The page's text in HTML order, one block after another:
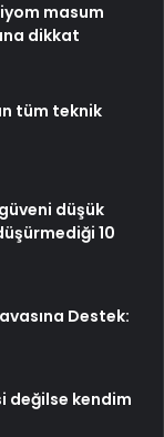
masum
dikkat
tüm teknik
düşük
10
Destek:
değilse kendim